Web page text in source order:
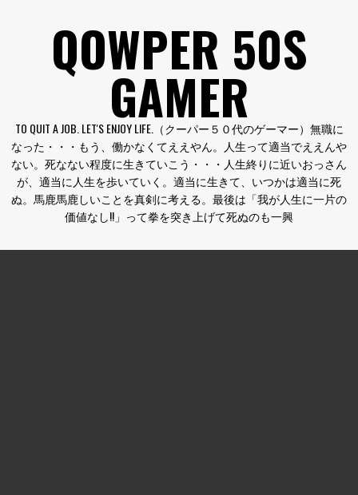
QOWPER 50S
GAMER
TO QUIT A JOB. LET'S ENJOY LIFE.（クーパー５０代のゲーマー）無職に
なった・・・もう、働かなくてええやん。人生って適当でええんや
ない。死なない程度に生きていこう・・・人生終りに近いおっさん
が、適当に人生を歩いていく。適当に生きて、いつかは適当に死
ぬ。馬鹿馬鹿しいことを真剣に考える。最後は「我が人生に一片の
価値なし!!」って拳を突き上げて死ぬのも一興